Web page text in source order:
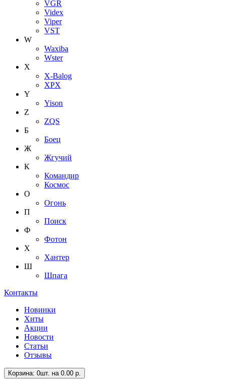
VGR
Videx
Viper
VST
W
Waxiba
Wster
X
X-Balog
XPX
Y
Yison
Z
ZQS
Б
Боец
Ж
Жгучий
К
Командир
Космос
О
Огонь
П
Поиск
Ф
Фотон
Х
Хантер
Ш
Шпага
Контакты
Новинки
Хиты
Акции
Новости
Статьи
Отзывы
Корзина: 0шт. на 0.00 р.